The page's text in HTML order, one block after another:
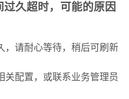
久超时，可能的原因
，请耐心等待，稍后可刷新
关配置，或联系业务管理员